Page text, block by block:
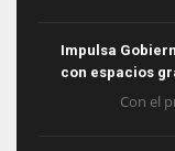
Impulsa
con espacios
Con el